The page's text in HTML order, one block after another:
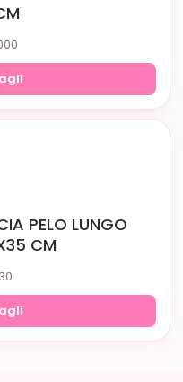
PELO LUNGO
CM